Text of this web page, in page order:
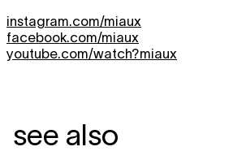
instagram.com/miaux
facebook.com/miaux
youtube.com/watch?miaux
see also